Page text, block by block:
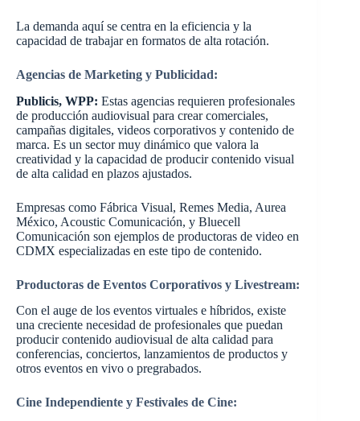
La demanda aquí se centra en la eficiencia y la
capacidad de trabajar en formatos de alta rotación.
Agencias de Marketing y Publicidad:
Publicis, WPP: Estas agencias requieren profesionales
de producción audiovisual para crear comerciales,
campañas digitales, videos corporativos y contenido de
marca. Es un sector muy dinámico que valora la
creatividad y la capacidad de producir contenido visual
de alta calidad en plazos ajustados.
Empresas como Fábrica Visual, Remes Media, Aurea
México, Acoustic Comunicación, y Bluecell
Comunicación son ejemplos de productoras de video en
CDMX especializadas en este tipo de contenido.
Productoras de Eventos Corporativos y Livestream:
Con el auge de los eventos virtuales e híbridos, existe
una creciente necesidad de profesionales que puedan
producir contenido audiovisual de alta calidad para
conferencias, conciertos, lanzamientos de productos y
otros eventos en vivo o pregrabados.
Cine Independiente y Festivales de Cine: